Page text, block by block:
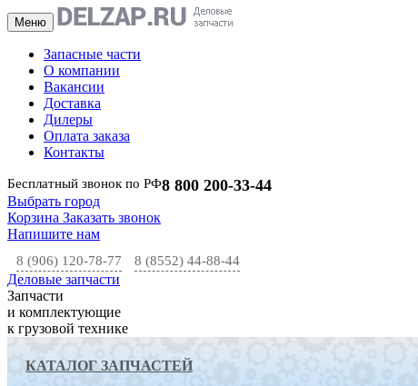
Меню
Запасные части
О компании
Вакансии
Доставка
Дилеры
Оплата заказа
Контакты
Бесплатный звонок по РФ8 800 200-33-44
Выбрать город
Корзина Заказать звонок
Напишите нам
8 (906) 120-78-77 8 (8552) 44-88-44
Деловые запчасти
Запчасти
и комплектующие
к грузовой технике
КАТАЛОГ ЗАПЧАСТЕЙ